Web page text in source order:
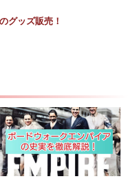
グッズ販売！